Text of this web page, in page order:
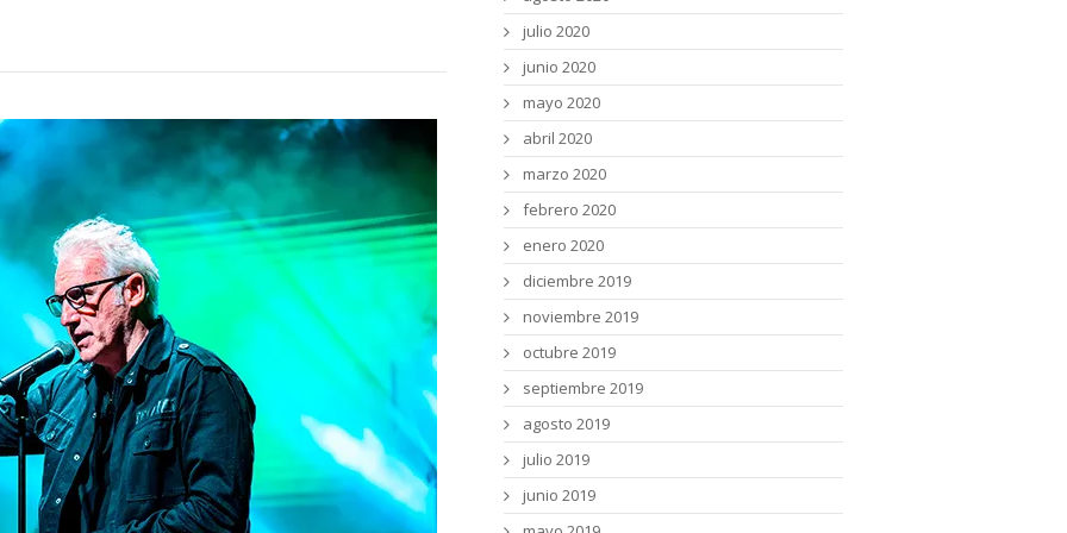
julio 2020
junio 2020
mayo 2020
abril 2020
marzo 2020
febrero 2020
enero 2020
diciembre 2019
noviembre 2019
octubre 2019
septiembre 2019
agosto 2019
julio 2019
junio 2019